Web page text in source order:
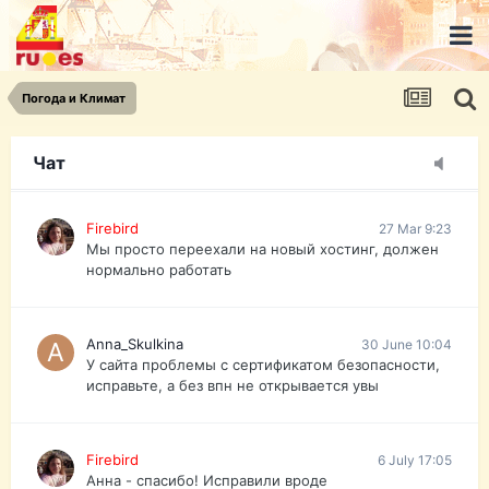
Погода и Климат
Чат
urist.dokument@gmail.com
https://pasport-ua.com/
Телеграмм @uristpassua
Firebird
Друзья - из России без VPN сайт и форум
Firebird 27 Mar 9:23
Мы просто переехали на новый хостинг, должен
нормально работать
Anna_Skulkina 30 June 10:04
У сайта проблемы с сертификатом безопасности,
исправьте, а без впн не открывается увы
Firebird 6 July 17:05
Анна - спасибо! Исправили вроде